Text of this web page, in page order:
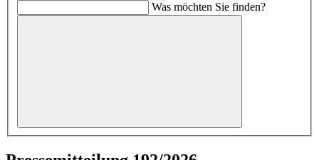
Was möchten Sie finden?